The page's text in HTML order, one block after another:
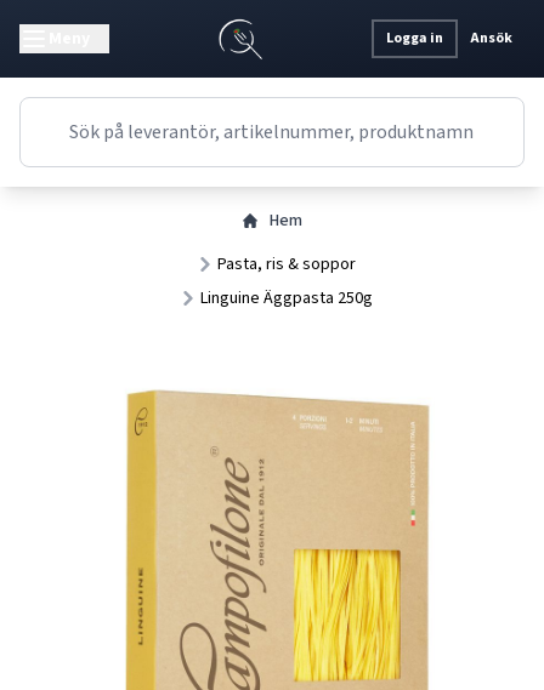
Logga in Ansök
Hem
Pasta, ris & soppor
Linguine Äggpasta 250g